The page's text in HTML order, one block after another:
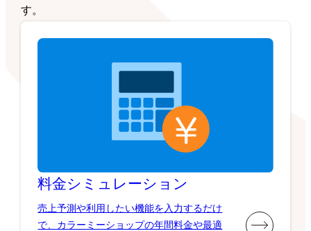
す。
料金シミュレーション
売上予測や利用したい機能を入力するだけ
で、カラーミーショップの年間料金や最適